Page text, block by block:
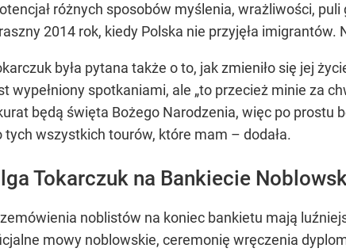
różnych sposobów myślenia, wrażliwości,
2014 rok, kiedy Polska nie przyjęła
była pytana także o to, jak zmieniło się jej
wypełniony spotkaniami, ale „to przecież minie za
będą święta Bożego Narodzenia, więc po prostu
tych wszystkich tourów, które mam – dodała.
Tokarczuk na Bankiecie
noblistów na koniec bankietu mają
mowy noblowskie, ceremonię wręczenia